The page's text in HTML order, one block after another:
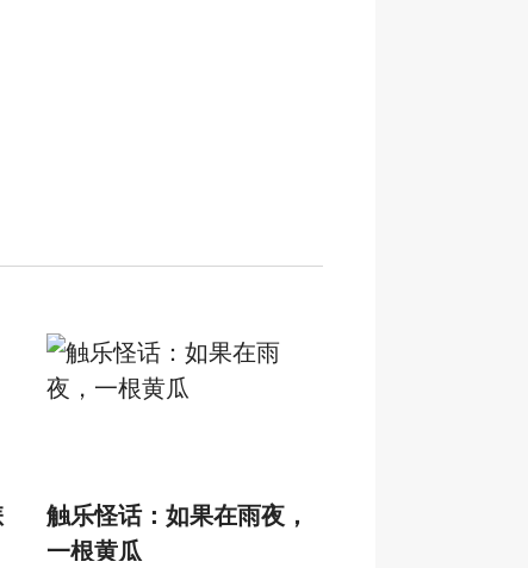
触乐怪话：如果在雨夜，
一根黄瓜